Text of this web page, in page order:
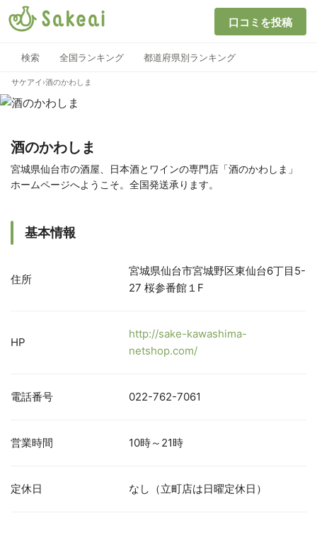
口コミを投稿
検索 全国ランキング 都道府県別ランキング
サケアイ ›酒のかわしま
酒のかわしま
宮城県仙台市の酒屋、日本酒とワインの専門店「酒のかわしま」
ホームページへようこそ。全国発送承ります。
基本情報
住所
宮城県仙台市宮城野区東仙台6丁目5-
27 桜参番館１F
HP
http://sake-kawashima-
netshop.com/
電話番号 022-762-7061
営業時間 10時～21時
定休日 なし（立町店は日曜定休日）